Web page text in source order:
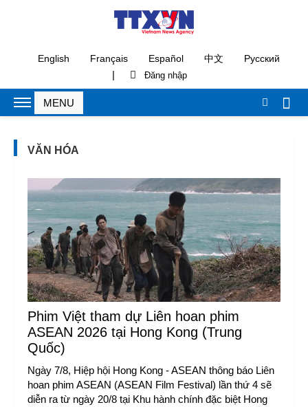
English Français Español 中文 Русский
|
VĂN HÓA
Phim Việt tham dự Liên hoan phim
ASEAN 2026 tại Hong Kong (Trung
Quốc)
Ngày 7/8, Hiệp hội Hong Kong - ASEAN thông báo Liên
hoan phim ASEAN (ASEAN Film Festival) lần thứ 4 sẽ
diễn ra từ ngày 20/8 tại Khu hành chính đặc biệt Hong